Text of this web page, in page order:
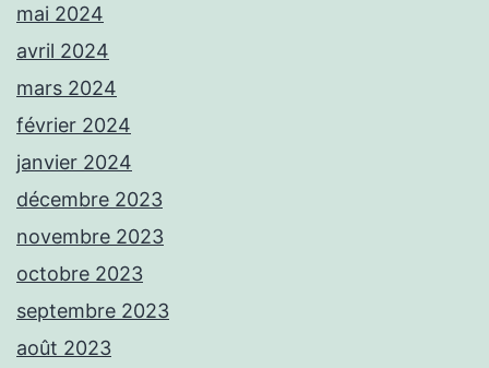
mai 2024
avril 2024
mars 2024
février 2024
janvier 2024
décembre 2023
novembre 2023
octobre 2023
septembre 2023
août 2023